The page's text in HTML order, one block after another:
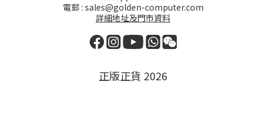
電郵 : sales@golden-computer.com
詳細地址及門市資料
正版正貨 2026